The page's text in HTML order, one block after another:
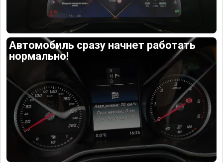
Автомобиль сразу начнет работать
нормально!